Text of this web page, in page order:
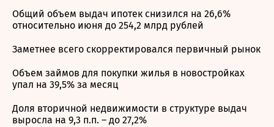
Общий объем выдач ипотек снизился на 26,6%
относительно июня до 254,2 млрд рублей
Заметнее всего скорректировался первичный рынок
Объем займов для покупки жилья в новостройках
упал на 39,5% за месяц
Доля вторичной недвижимости в структуре выдач
выросла на 9,3 п.п. – до 27,2%